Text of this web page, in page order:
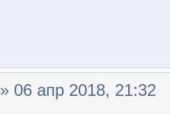
» 06 апр 2018, 21:32